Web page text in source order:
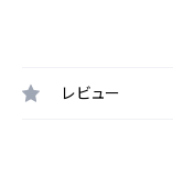
レビュー